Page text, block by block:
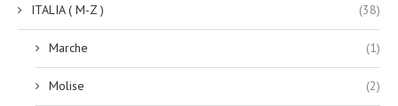
ITALIA ( M-Z ) (38)
Marche (1)
Molise (2)